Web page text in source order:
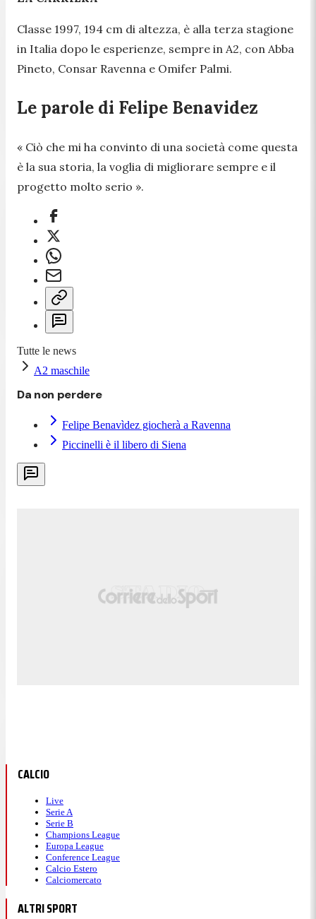
Classe 1997, 194 cm di altezza, è alla terza stagione
in Italia dopo le esperienze, sempre in A2, con Abba
Pineto, Consar Ravenna e Omifer Palmi.
Le parole di Felipe Benavidez
« Ciò che mi ha convinto di una società come questa
è la sua storia, la voglia di migliorare sempre e il
progetto molto serio ».
Tutte le news
A2 maschile
Da non perdere
Felipe Benavìdez giocherà a Ravenna
Piccinelli è il libero di Siena
CALCIO
Live
Serie A
Serie B
Champions League
Europa League
Conference League
Calcio Estero
Calciomercato
ALTRI SPORT